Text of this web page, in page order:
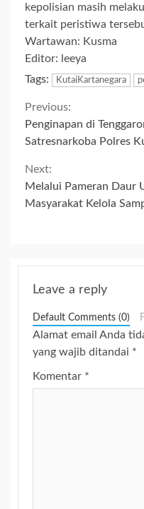
kepolisian masih
terkait peristiwa
Wartawan: Kusma
Editor: leeya
Tags:
KutaiKartanegara
Continue
Reading
Previous:
Penginapan di
Satresnarkoba Polres
Next:
Melalui Pameran Daur
Masyarakat Kelola
Leave a reply
Default Comments (0)
Alamat email Anda
yang wajib ditandai *
Komentar *